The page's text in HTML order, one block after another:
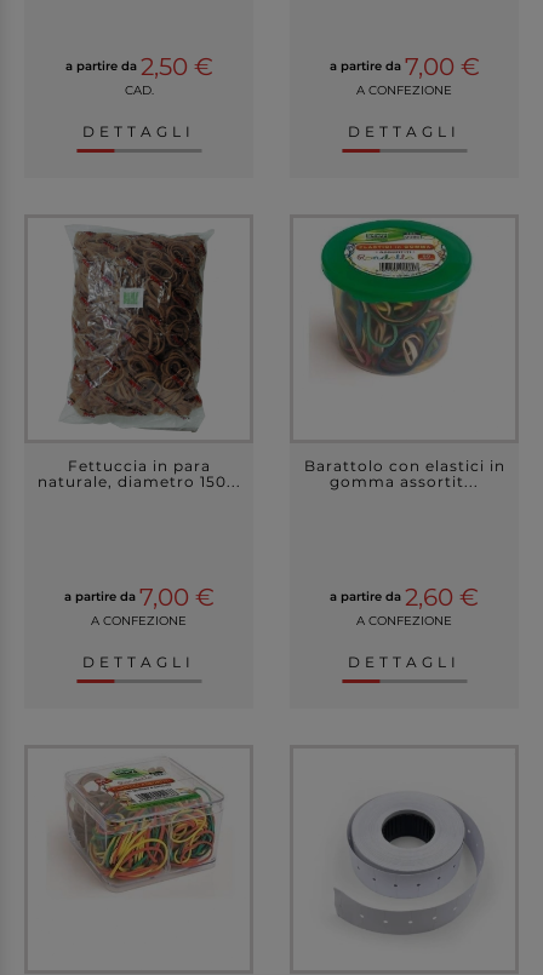
a partire da 2,50 €
CAD.
DETTAGLI
a partire da 7,00 €
A CONFEZIONE
DETTAGLI
Fettuccia in para
naturale, diametro 150...
a partire da 7,00 €
A CONFEZIONE
DETTAGLI
Barattolo con elastici in
gomma assortit...
a partire da 2,60 €
A CONFEZIONE
DETTAGLI